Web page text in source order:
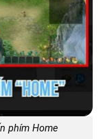
phím Home